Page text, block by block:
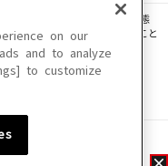
・動画・音声等を、手段や形態
、転載、ファイル化などすること
い場合があります。
場合があります。
on our
and to analyze
to customize